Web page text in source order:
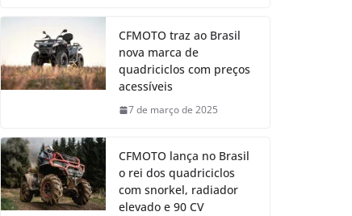
CFMOTO traz ao Brasil
nova marca de
quadriciclos com preços
acessíveis
7 de março de 2025
CFMOTO lança no Brasil
o rei dos quadriciclos
com snorkel, radiador
elevado e 90 CV